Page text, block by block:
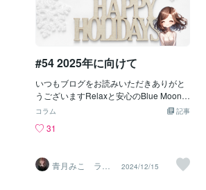
#54 2025年に向けて
いつもブログをお読みいただきありがと
うございますRelaxと安心のBlue Moonサ
ロンみこねえと申します最近3日間ココナ
ぜんぶ辞めたくなってしまって・・・考
月末で１年が経ちます副業は初めてで自
分に何ができるのか全く未知で自分の性
記事
コラム
31
青月みこ ライ
フクリエイター
2024/12/15